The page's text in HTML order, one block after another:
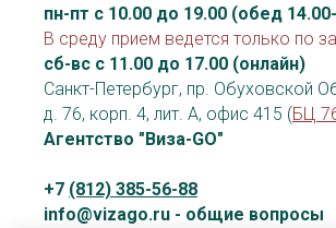
пн-пт с 10.00 до 19.00 (обед
В среду прием ведется только по
сб-вс с 11.00 до 17.00 (онлайн)
Санкт-Петербург, пр. Обуховской
д. 76, корп. 4, лит. А, офис 415 (БЦ
Агентство "Виза-GO"
+7 (812) 385-56-88
info@vizago.ru - общие вопросы